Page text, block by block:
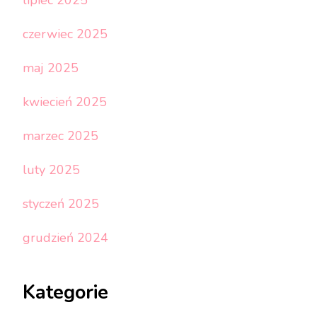
czerwiec 2025
maj 2025
kwiecień 2025
marzec 2025
luty 2025
styczeń 2025
grudzień 2024
Kategorie